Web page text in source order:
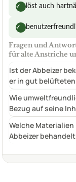
✓ löst auch
✓
Fragen und
für alte Anstriche
Ist der Abbeizer
er in gut belüfteten
Wie
Bezug auf seine
Welche Materialien
Abbeizer